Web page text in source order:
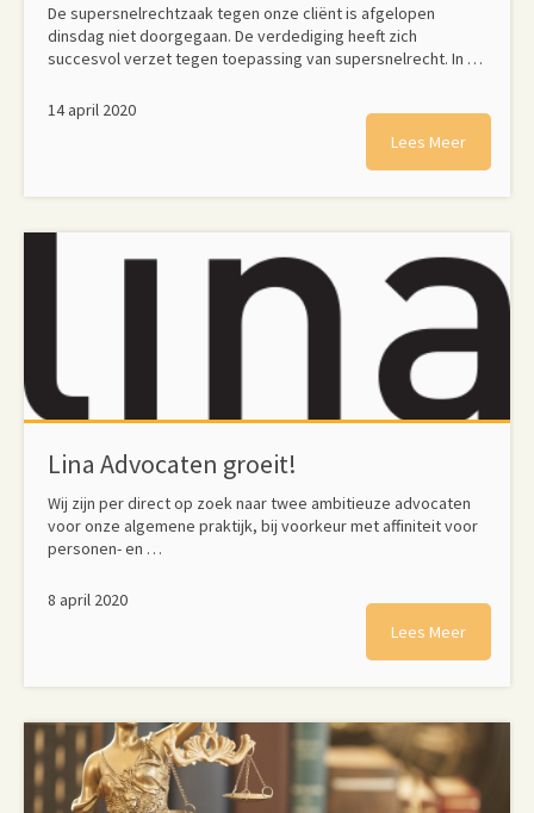
De supersnelrechtzaak tegen onze cliënt is afgelopen
dinsdag niet doorgegaan. De verdediging heeft zich
succesvol verzet tegen toepassing van supersnelrecht. In …
14 april 2020
Lees Meer
Lina Advocaten groeit!
Wij zijn per direct op zoek naar twee ambitieuze advocaten
voor onze algemene praktijk, bij voorkeur met affiniteit voor
personen- en …
8 april 2020
Lees Meer